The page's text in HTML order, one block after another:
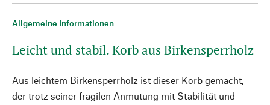
Allgemeine Informationen
Leicht und stabil. Korb aus Birkensperrholz
Aus leichtem Birkensperrholz ist dieser Korb gemacht,
der trotz seiner fragilen Anmutung mit Stabilität und